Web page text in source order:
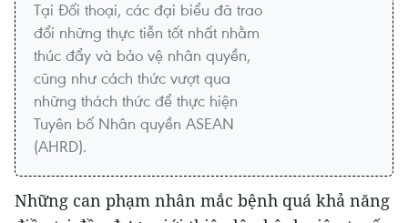
Tại Đối thoại, các đại biểu đã trao
đổi những thực tiễn tốt nhất nhằm
thúc đẩy và bảo vệ nhân quyền,
cũng như cách thức vượt qua
những thách thức để thực hiện
Tuyên bố Nhân quyền ASEAN
(AHRD).
Những can phạm nhân mắc bệnh quá khả năng